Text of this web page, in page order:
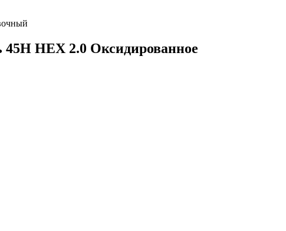
HEX 2.0 Оксидированное